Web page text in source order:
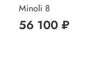
Minoli 8
56 100 ₽